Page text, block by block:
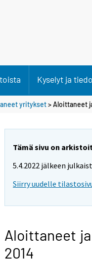
Kyselyt ja
yritykset> Aloittaneet
Tämä sivu on
5.4.2022 jälkeen
Siirry uudelle
Aloittaneet
2014